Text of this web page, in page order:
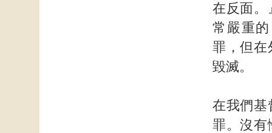
在反面。
常嚴重
罪，但在
毀滅。
在我們基
罪。沒有